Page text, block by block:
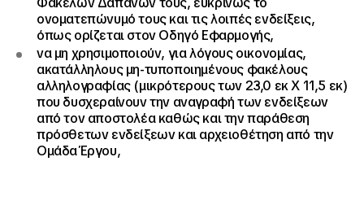
ονοματεπώνυμό τους και τις λοιπές ενδείξεις,
όπως ορίζεται στoν Οδηγό Εφαρμογής,
να μη χρησιμοποιούν, για λόγους οικονομίας,
ακατάλληλους μη-τυποποιημένους φακέλους
αλληλογραφίας (μικρότερους των 23,0 εκ Χ 11,5 εκ)
που δυσχεραίνουν την αναγραφή των ενδείξεων
από τον αποστολέα καθώς και την παράθεση
πρόσθετων ενδείξεων και αρχειοθέτηση από την
Ομάδα Έργου,